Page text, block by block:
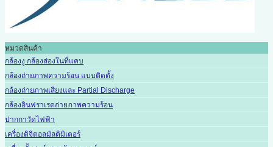
หมวดสินค้า
กล้องงู กล้องส่องในที่แคบ
กล้องถ่ายภาพความร้อน แบบติดตั้ง
กล้องถ่ายภาพเสียงและ Partial Discharge
กล้องอินฟราเรดถ่ายภาพความร้อน
ปากกาวัดไฟฟ้า
เครื่องดิจิตอลมัลติมิเตอร์